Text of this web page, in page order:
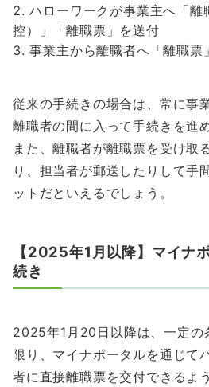
ハローワークが事業主へ「離
控）」「離職票」を送付
事業主から離職者へ「離職票
従来の手続きの場合は、常に事
離職者の間に入って手続きを進
また、離職者が離職票を受け取
り、担当者が郵送したりして手
ットだといえるでしょう。
【2025年1月以降】マイナ
続き
2025年1月20日以降は、一定の
限り、マイナポータルを通じて
者に直接離職票を交付できるよ